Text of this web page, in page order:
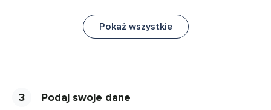
Pokaż wszystkie
3 Podaj swoje dane